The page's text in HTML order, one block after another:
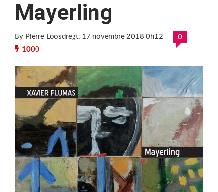
Mayerling
By Pierre Loosdregt, 17 novembre 2018 0h12
0
1000